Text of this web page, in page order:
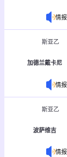
情报
斯亚乙
加德兰戴卡尼
情报
斯亚乙
波萨维吉
情报